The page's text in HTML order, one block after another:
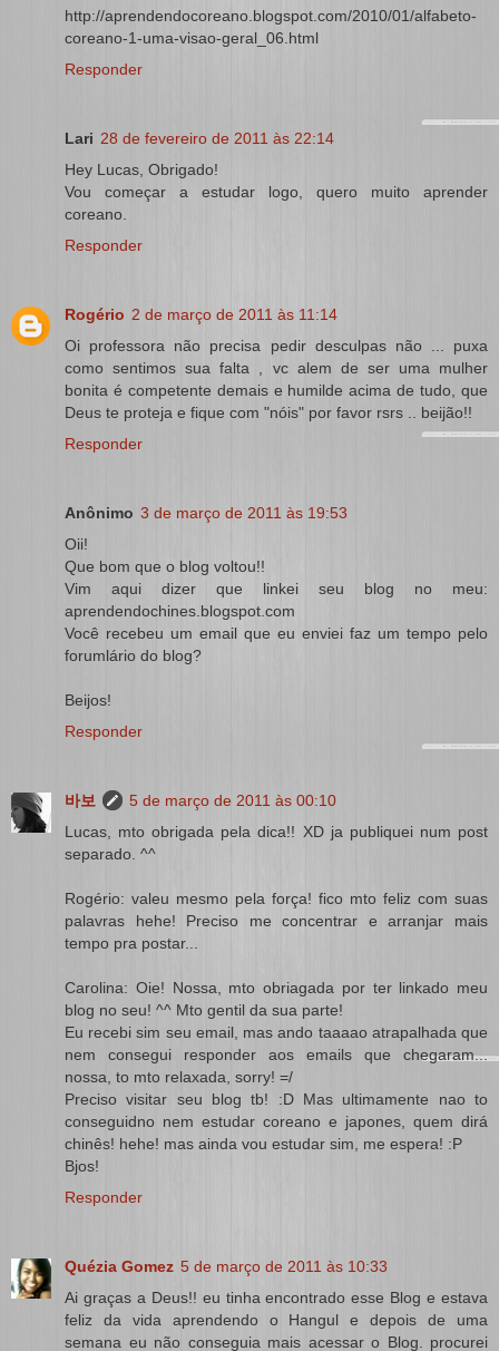
http://aprendendocoreano.blogspot.com/2010/01/alfabeto-
coreano-1-uma-visao-geral_06.html
Responder
Lari 28 de fevereiro de 2011 às 22:14
Hey Lucas, Obrigado!
Vou começar a estudar logo, quero muito aprender
coreano.
Responder
Rogério 2 de março de 2011 às 11:14
Oi professora não precisa pedir desculpas não ... puxa
como sentimos sua falta , vc alem de ser uma mulher
bonita é competente demais e humilde acima de tudo, que
Deus te proteja e fique com "nóis" por favor rsrs .. beijão!!
Responder
Anônimo 3 de março de 2011 às 19:53
Oii!
Que bom que o blog voltou!!
Vim aqui dizer que linkei seu blog no meu:
aprendendochines.blogspot.com
Você recebeu um email que eu enviei faz um tempo pelo
forumlário do blog?
Beijos!
Responder
바보
5 de março de 2011 às 00:10
Lucas, mto obrigada pela dica!! XD ja publiquei num post
separado. ^^
Rogério: valeu mesmo pela força! fico mto feliz com suas
palavras hehe! Preciso me concentrar e arranjar mais
tempo pra postar...
Carolina: Oie! Nossa, mto obriagada por ter linkado meu
blog no seu! ^^ Mto gentil da sua parte!
Eu recebi sim seu email, mas ando taaaao atrapalhada que
nem consegui responder aos emails que chegaram...
nossa, to mto relaxada, sorry! =/
Preciso visitar seu blog tb! :D Mas ultimamente nao to
conseguidno nem estudar coreano e japones, quem dirá
chinês! hehe! mas ainda vou estudar sim, me espera! :P
Bjos!
Responder
Quézia Gomez 5 de março de 2011 às 10:33
Ai graças a Deus!! eu tinha encontrado esse Blog e estava
feliz da vida aprendendo o Hangul e depois de uma
semana eu não conseguia mais acessar o Blog. procurei